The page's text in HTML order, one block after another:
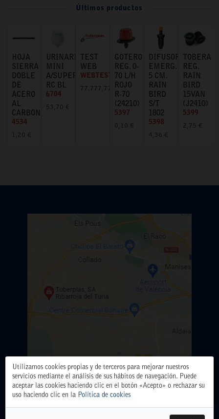
Últimos productos
HOJA
SIERRA
DOBLE
DE
ACERO
AL
CARBONO
4534
1,20 €
URINARIO
MINI
A/SUPERIOR
RC BL
6704
53,70 €
TEST
WEB
WEBTEST
77.777,77 €
GOTERO
REG. 0-
70 L/H
ROJO
R-70
(24210)
5397
0,10 €
DIFUSOR
EMERG.
5 CM.
RAIN
BIRD
S/T
1802
5398
4,36 €
TOBERA
REG.
RAIN
BIRD
15VAN
(J2410)
5399
2,75 €
ALMACÉN CENTRAL
Polígono Industrial El Oliveral. Calle D. nº 6. 46394
Ribarroja del Turia (Valencia)
Utilizamos cookies propias y de terceros para mejorar nuestros
servicios mediante el análisis de sus hábitos de navegación. Puede
aceptar las cookies haciendo clic en el botón «Acepto» o rechazar su
uso haciendo clic en la Política de cookies